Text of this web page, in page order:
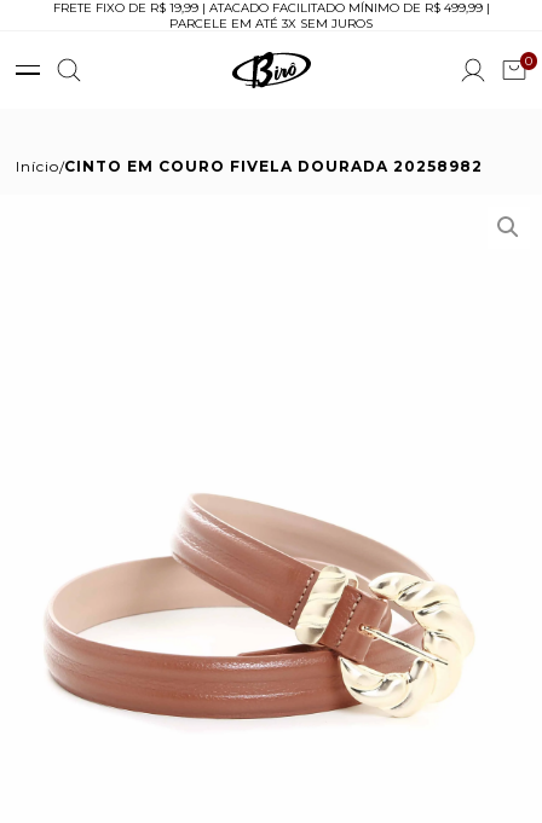
FRETE FIXO DE R$ 19,99 | ATACADO FACILITADO MÍNIMO DE R$ 499,99 |
PARCELE EM ATÉ 3X SEM JUROS
0
Início CINTO EM COURO FIVELA DOURADA 20258982